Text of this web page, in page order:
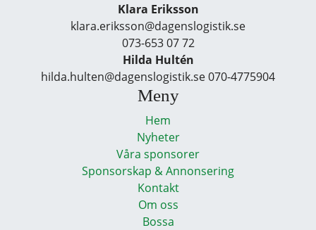
Klara Eriksson
klara.eriksson@dagenslogistik.se
073-653 07 72
Hilda Hultén
hilda.hulten@dagenslogistik.se 070-4775904
Meny
Hem
Nyheter
Våra sponsorer
Sponsorskap & Annonsering
Kontakt
Om oss
Bossa